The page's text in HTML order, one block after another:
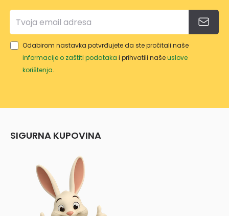
Odabirom nastavka potvrđujete da ste pročitali naše
informacije o zaštiti podataka i prihvatili našeuslove
korištenja.
SIGURNA KUPOVINA